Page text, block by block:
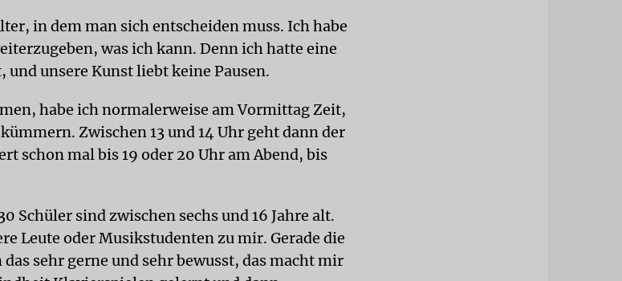
in dem man sich entscheiden muss. Ich habe
was ich kann. Denn ich hatte eine
und unsere Kunst liebt keine Pausen.
habe ich normalerweise am Vormittag Zeit,
Zwischen 13 und 14 Uhr geht dann der
schon mal bis 19 oder 20 Uhr am Abend, bis
Schüler sind zwischen sechs und 16 Jahre alt.
Leute oder Musikstudenten zu mir. Gerade die
sehr gerne und sehr bewusst, das macht mir